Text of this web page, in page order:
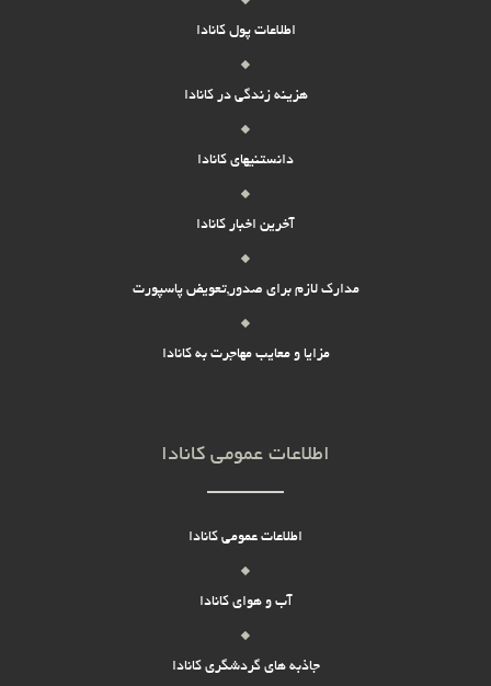
اطلاعات پول کانادا
هزینه زندگی در کانادا
دانستنیهای کانادا
آخرین اخبار کانادا
مدارک لازم برای صدور,تعویض پاسپورت
مزایا و معایب مهاجرت به کانادا
اطلاعات عمومی کانادا
اطلاعات عمومی کانادا
آب و هوای کانادا
جاذبه های گردشگری کانادا